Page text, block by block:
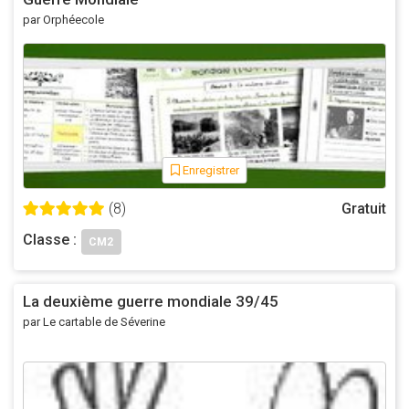
blanc ou sur une feuille
carte, etc).
Demander aux élèves de décrire ce qu'ils voient, par
unités paysagères (je ne vois pas une maison et de
l'eau, mais je vois une zone avec des habitations et
une zone avec la mer).
À chaque fois qu'un élève propose quelque chose qui
est correct, l'inviter à entourer sur l'image (sur le
tableau/sur la feuille) la zone choisie, et la représenter
avec un élément (début de schématisation).
La photo n'est plus projetée, mais le dessin est
toujours au tableau.
Les élèves doivent recopier le dessin, le plus exactement
possible, avec différentes couleurs pour les différentes
par Orphéecole
Enregistrer
(8)
Gratuit
Classe :
CM2
La deuxième guerre mondiale 39/45
par Le cartable de Séverine